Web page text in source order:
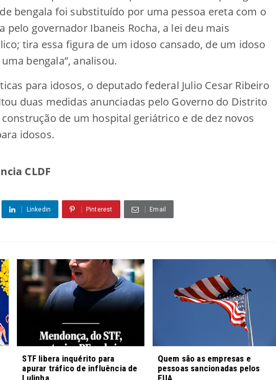
bengala foi substituído por uma pessoa ereta com o
pelo governador Ibaneis Rocha, a lei deu mais
tira essa figura de um idoso cansado, de um idoso
bengala”, analisou.
para idosos, o deputado federal Julio Cesar Ribeiro
duas medidas anunciadas pelo Governo do Distrito
de um hospital geriátrico e de dez novos
idosos.
CLDF
Linkedin Pinterest Email
STF libera inquérito para
apurar tráfico de influência de
Quem são as empresas e
pessoas sancionadas pelos